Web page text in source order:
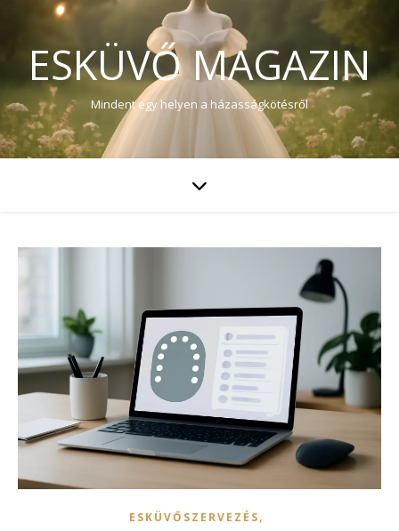
ESKÜVŐ MAGAZIN
Mindent egy helyen a házasságkötésről
ESKÜVŐSZERVEZÉS,